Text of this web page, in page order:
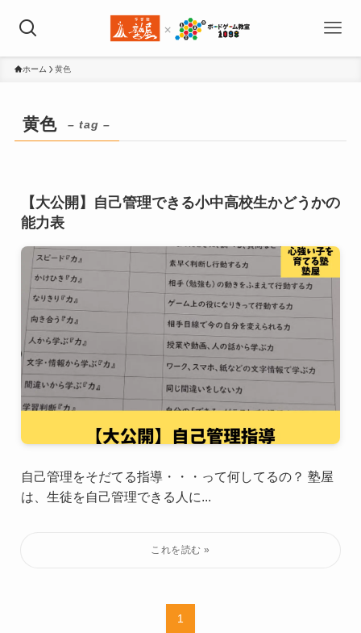
ホーム 黄色
黄色 – tag –
【大公開】自己管理できる小中高校生かどうかの
能力表
自己管理をそだてる指導・・・って何してるの？ 塾屋
は、生徒を自己管理できる人に...
1